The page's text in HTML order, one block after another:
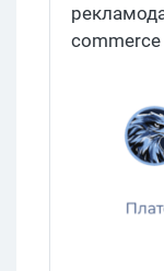
commerce
заходи,
бывшими